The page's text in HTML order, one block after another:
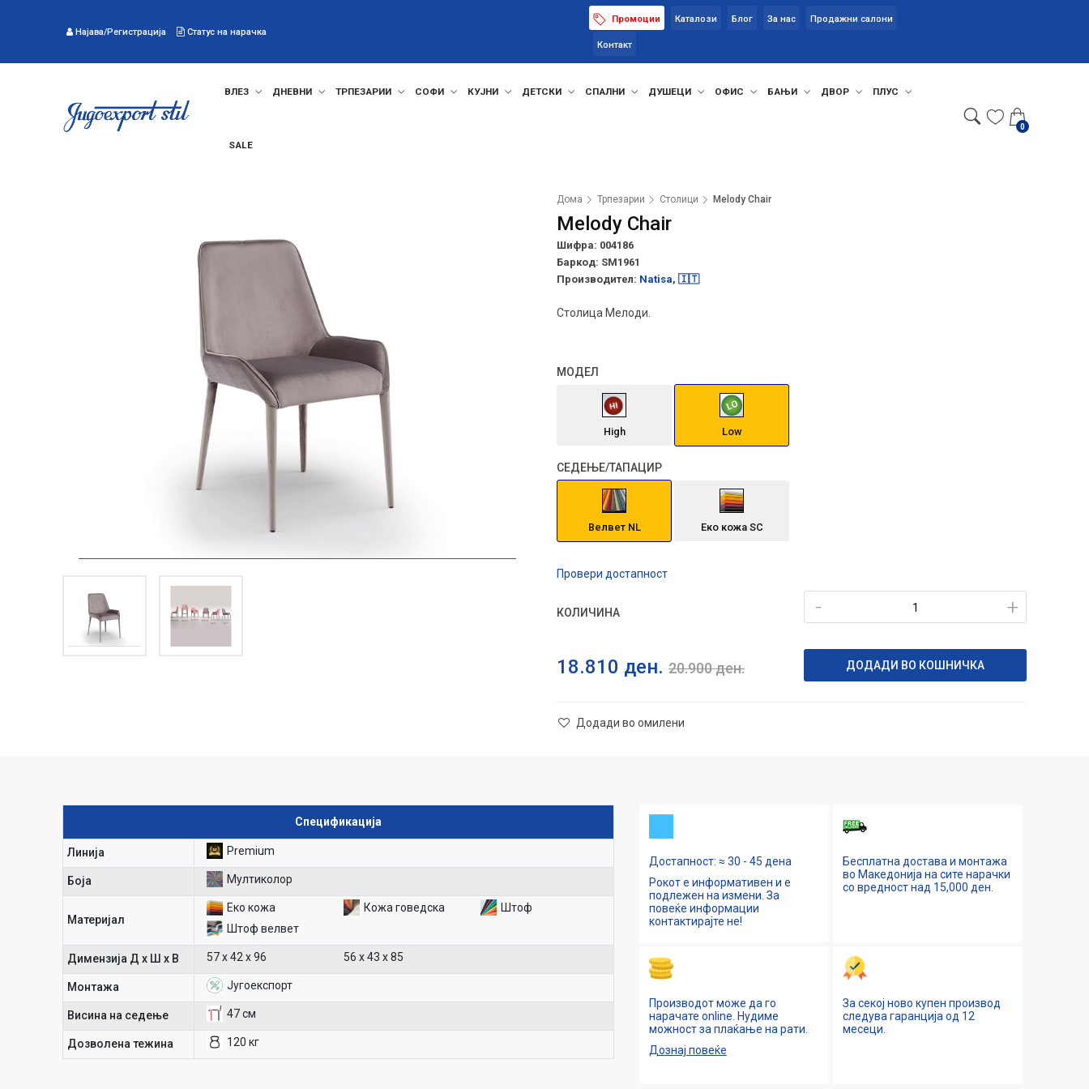
Најава/Регистрација Статус на нарачка
Промоции Каталози Блог За нас Продажни салони
Контакт
ВЛЕЗ ДНЕВНИ ТРПЕЗАРИИ СОФИ КУЈНИ ДЕТСКИ СПАЛНИ ДУШЕЦИ ОФИС БАЊИ ДВОР ПЛУС
SALE
0
Дома Трпезарии Столици Melody Chair
Melody Chair
Шифра: 004186
Баркод: SM1961
Производител: Natisa, 🇮🇹
Столица Мелоди.
МОДЕЛ
High Low
СЕДЕЊЕ/ТАПАЦИР
Велвет NL Еко кожа SC
Провери достапност
КОЛИЧИНА +
-
18.810 ден. 20.900ден. ДОДАДИ ВО КОШНИЧКА
Додади во омилени
Спецификација
Линија Premium
Боја Мултиколор
Материјал
Еко кожа Кожа говедска
Штоф
Штоф велвет
Димензија Д х Ш х В 57 х 42 х 96 56 х 43 х 85
Mонтажа Југоекспорт
Висина на седење 47 см
Дозволена тежина 120 кг
Достапност: ≈ 30 - 45 дена
Рокот е информативен и е
подлежен на измени. За
повеќе информации
контактирајте не!
Бесплатна достава и монтажа
во Македонија на сите нарачки
со вредност над 15,000 ден.
Производот може да го
нарачате online. Нудиме
можност за плаќање на рати.
Дознај повеќе
За секој ново купен производ
следува гаранција од 12
месеци.